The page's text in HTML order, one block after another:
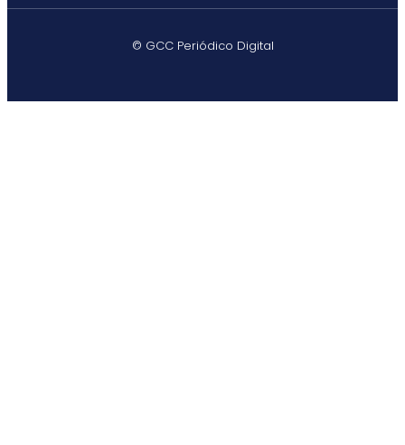
© GCC Periódico Digital